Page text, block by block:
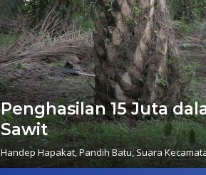
Penghasilan 15 Juta
Sawit
Handep Hapakat,Pandih Batu,Suara